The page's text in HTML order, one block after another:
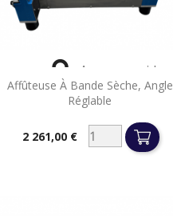
Affûteuse À Bande Sèche, Angle
Réglable
Prix2 261,00 €
 Aperçu rapide